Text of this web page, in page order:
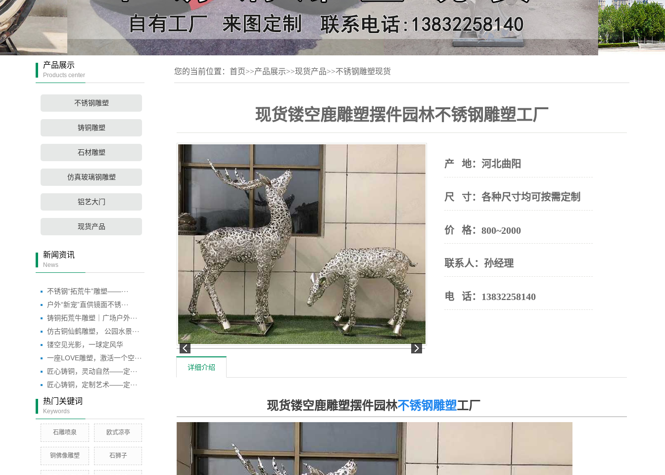
产品展示
Products center
不锈钢雕塑
铸铜雕塑
石材雕塑
仿真玻璃钢雕塑
铝艺大门
现货产品
新闻资讯
News
不锈钢“拓荒牛”雕塑——···
户外“新宠”直供镜面不锈···
铸铜拓荒牛雕塑｜广场户外···
仿古铜仙鹤雕塑， 公园水景···
镂空见光影，一球定风华
一座LOVE雕塑，激活一个空···
匠心铸铜，灵动自然——定···
匠心铸铜，定制艺术——定···
热门关键词
Keywords
石雕喷泉 欧式凉亭
铜佛像雕塑 石狮子
您的当前位置： 首页>>产品展示>>现货产品>>不锈钢雕塑现货
现货镂空鹿雕塑摆件园林不锈钢雕塑工厂
产 地： 河北曲阳
尺 寸： 各种尺寸均可按需定制
价 格： 800~2000
联系人： 孙经理
电 话： 13832258140
详细介绍
现货镂空鹿雕塑摆件园林不锈钢雕塑工厂